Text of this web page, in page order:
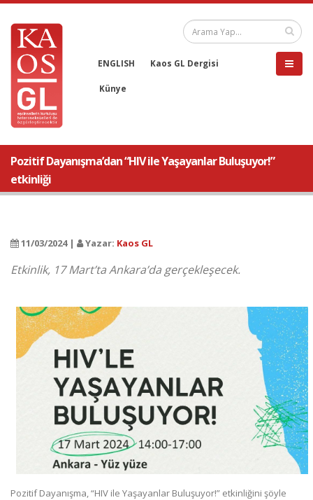
ENGLISH Kaos GL Dergisi
Künye
Pozitif Dayanışma’dan “HIV ile Yaşayanlar Buluşuyor!”
etkinliği
11/03/2024 | Yazar: Kaos GL
Etkinlik, 17 Mart’ta Ankara’da gerçekleşecek.
Pozitif Dayanışma, “HIV ile Yaşayanlar Buluşuyor!” etkinliğini şöyle